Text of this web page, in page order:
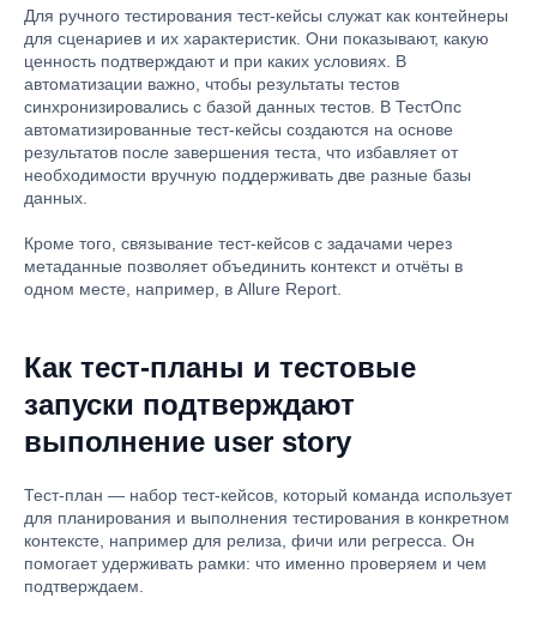
Для ручного тестирования тест-кейсы служат как контейнеры
для сценариев и их характеристик. Они показывают, какую
ценность подтверждают и при каких условиях. В
автоматизации важно, чтобы результаты тестов
синхронизировались с базой данных тестов. В ТестОпс
автоматизированные тест-кейсы создаются на основе
результатов после завершения теста, что избавляет от
необходимости вручную поддерживать две разные базы
данных.
Кроме того, связывание тест-кейсов с задачами через
метаданные позволяет объединить контекст и отчёты в
одном месте, например, в Allure Report.
Как тест-планы и тестовые
запуски подтверждают
выполнение user story
Тест-план — набор тест-кейсов, который команда использует
для планирования и выполнения тестирования в конкретном
контексте, например для релиза, фичи или регресса. Он
помогает удерживать рамки: что именно проверяем и чем
подтверждаем.